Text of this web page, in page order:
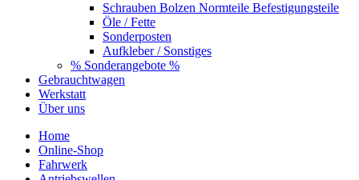
Schrauben Bolzen Normteile Befestigungsteile
Öle / Fette
Sonderposten
Aufkleber / Sonstiges
% Sonderangebote %
Gebrauchtwagen
Werkstatt
Über uns
Home
Online-Shop
Fahrwerk